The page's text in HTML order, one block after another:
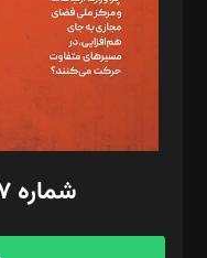
طراح یونیفرم: مجید توکلی
فیلمبرداری و عکاسی: امیر
گرافیک و صفحه‌آرایی:
مد‌یر توسعه تجاری: کامبیز برید‌
امور مالی: شاپور رهبری،
آگهی و مشترکین: ۰۹۱۹۹۹۹۰۴۵۴
شماره ۱۴۷ - مرداد ۱۴۰۵